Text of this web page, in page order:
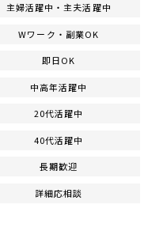
主婦活躍中・主夫活躍中
Wワーク・副業OK
即日OK
中高年活躍中
20代活躍中
40代活躍中
長期歓迎
詳細応相談